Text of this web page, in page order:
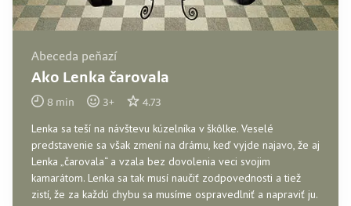
Abeceda peňazí
Ako Lenka čarovala
8 min 3+ 4.73
Lenka sa teší na návštevu kúzelníka v škôlke. Veselé
predstavenie sa však zmení na drámu, keď vyjde najavo, že aj
Lenka „čarovala“ a vzala bez dovolenia veci svojim
kamarátom. Lenka sa tak musí naučiť zodpovednosti a tiež
zistí, že za každú chybu sa musíme ospravedlniť a napraviť ju.